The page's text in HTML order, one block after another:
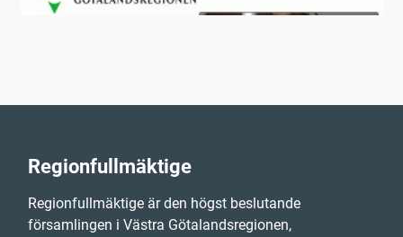
Regionfullmäktige
Regionfullmäktige är den högst beslutande
församlingen i Västra Götalandsregionen,